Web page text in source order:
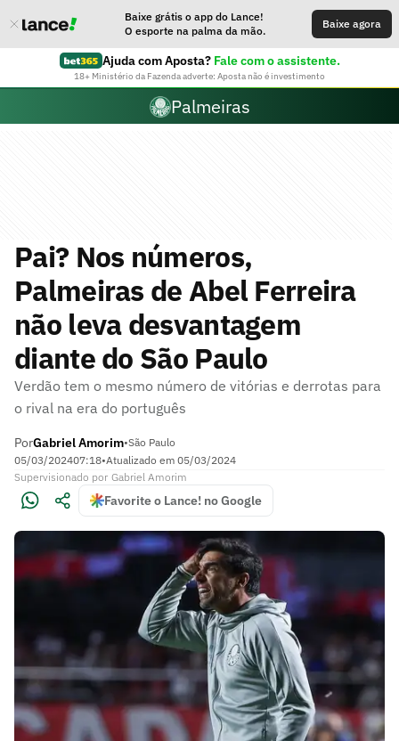
Baixe grátis o app do Lance!
O esporte na palma da mão.
Baixe agora
Ajuda com Aposta? Fale com o assistente.
18+ Ministério da Fazenda adverte: Aposta não é investimento
Palmeiras
Pai? Nos números,
Palmeiras de Abel Ferreira
não leva desvantagem
diante do São Paulo
Verdão tem o mesmo número de vitórias e derrotas para
o rival na era do português
PorGabriel Amorim•São Paulo
05/03/202407:18•Atualizado em 05/03/2024
Supervisionado por Gabriel Amorim
Favorite o Lance! no Google